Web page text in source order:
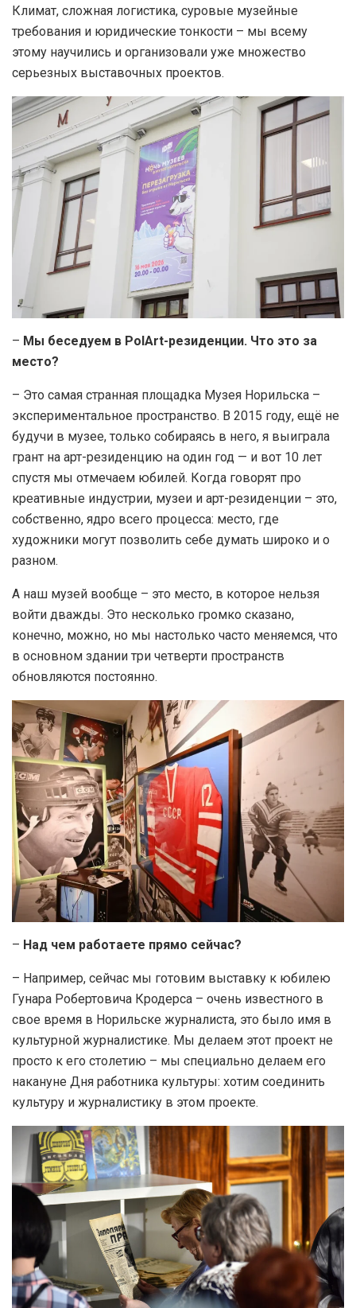
Климат, сложная логистика, суровые музейные
требования и юридические тонкости – мы всему
этому научились и организовали уже множество
серьезных выставочных проектов.
– Мы беседуем в PolArt-резиденции. Что это за
место?
– Это самая странная площадка Музея Норильска –
экспериментальное пространство. В 2015 году, ещё не
будучи в музее, только собираясь в него, я выиграла
грант на арт-резиденцию на один год — и вот 10 лет
спустя мы отмечаем юбилей. Когда говорят про
креативные индустрии, музеи и арт-резиденции – это,
собственно, ядро всего процесса: место, где
художники могут позволить себе думать широко и о
разном.
А наш музей вообще – это место, в которое нельзя
войти дважды. Это несколько громко сказано,
конечно, можно, но мы настолько часто меняемся, что
в основном здании три четверти пространств
обновляются постоянно.
– Над чем работаете прямо сейчас?
– Например, сейчас мы готовим выставку к юбилею
Гунара Робертовича Кродерса – очень известного в
свое время в Норильске журналиста, это было имя в
культурной журналистике. Мы делаем этот проект не
просто к его столетию – мы специально делаем его
накануне Дня работника культуры: хотим соединить
культуру и журналистику в этом проекте.